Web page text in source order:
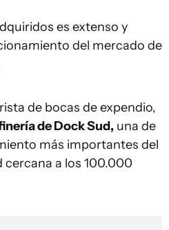
es extenso y
del mercado de
de bocas de expendio,
de Dock Sud, una de
más importantes del
cercana a los 100.000